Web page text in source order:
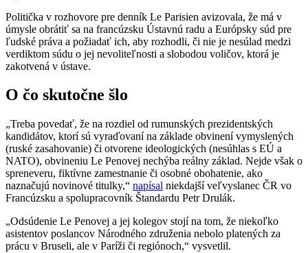
Politička v rozhovore pre denník Le Parisien avizovala, že má v
úmysle obrátiť sa na francúzsku Ústavnú radu a Európsky súd pre
ľudské práva a požiadať ich, aby rozhodli, či nie je nesúlad medzi
verdiktom súdu o jej nevoliteľnosti a slobodou voličov, ktorá je
zakotvená v ústave.
O čo skutočne šlo
„Treba povedať, že na rozdiel od rumunských prezidentských
kandidátov, ktorí sú vyraďovaní na základe obvinení vymyslených
(ruské zasahovanie) či otvorene ideologických (nesúhlas s EÚ a
NATO), obvineniu Le Penovej nechýba reálny základ. Nejde však o
spreneveru, fiktívne zamestnanie či osobné obohatenie, ako
naznačujú novinové titulky,“ napísal niekdajší veľvyslanec ČR vo
Francúzsku a spolupracovník Štandardu Petr Drulák.
„Odsúdenie Le Penovej a jej kolegov stojí na tom, že niekoľko
asistentov poslancov Národného združenia nebolo platených za
prácu v Bruseli, ale v Paríži či regiónoch,“ vysvetlil.